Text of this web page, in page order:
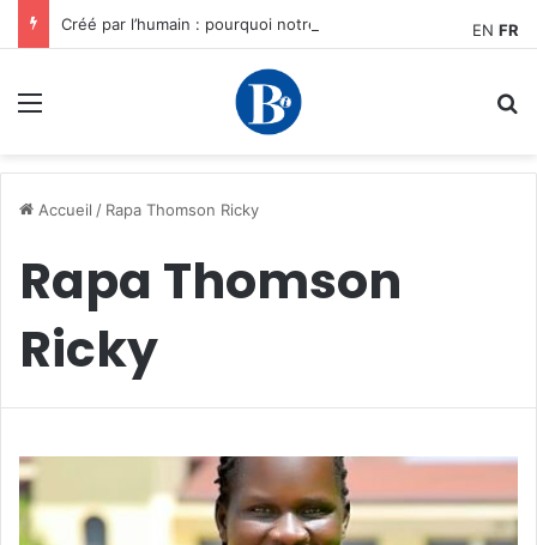
Créé par l’humain : pourquoi notre plus grand avantage à l’ère de l’IA reste humain, par Edward Tatchim
Accueil / Rapa Thomson Ricky
Rapa Thomson
Ricky
EN FR